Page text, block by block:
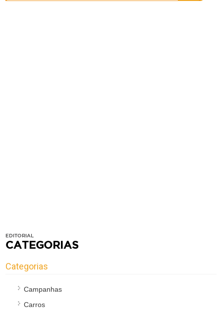
EDITORIAL
CATEGORIAS
Categorias
Campanhas
Carros